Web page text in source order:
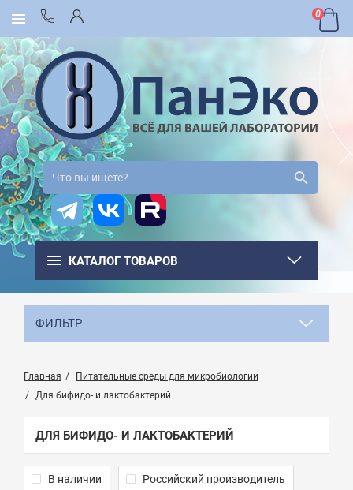
0
КАТАЛОГ ТОВАРОВ
ФИЛЬТР
Главная
Питательные среды для микробиологии
Для бифидо- и лактобактерий
ДЛЯ БИФИДО- И ЛАКТОБАКТЕРИЙ
В наличии Российский производитель